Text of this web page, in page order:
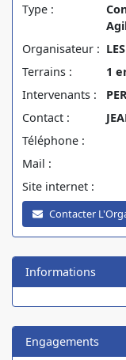
Type :
Organisateur :
Terrains :
1
Intervenants :
Contact :
Téléphone :
Mail :
Site internet :
Contacter
Informations
Engagements